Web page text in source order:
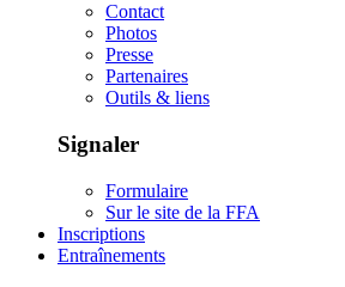
Contact
Photos
Presse
Partenaires
Outils & liens
Signaler
Formulaire
Sur le site de la FFA
Inscriptions
Entraînements